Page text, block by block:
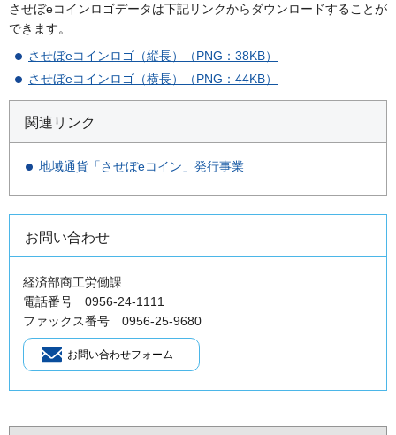
させぼeコインロゴデータは下記リンクからダウンロードすることが
できます。
させぼeコインロゴ（縦長）（PNG：38KB）
させぼeコインロゴ（横長）（PNG：44KB）
関連リンク
地域通貨「させぼeコイン」発行事業
お問い合わせ
経済部商工労働課
電話番号 0956-24-1111
ファックス番号 0956-25-9680